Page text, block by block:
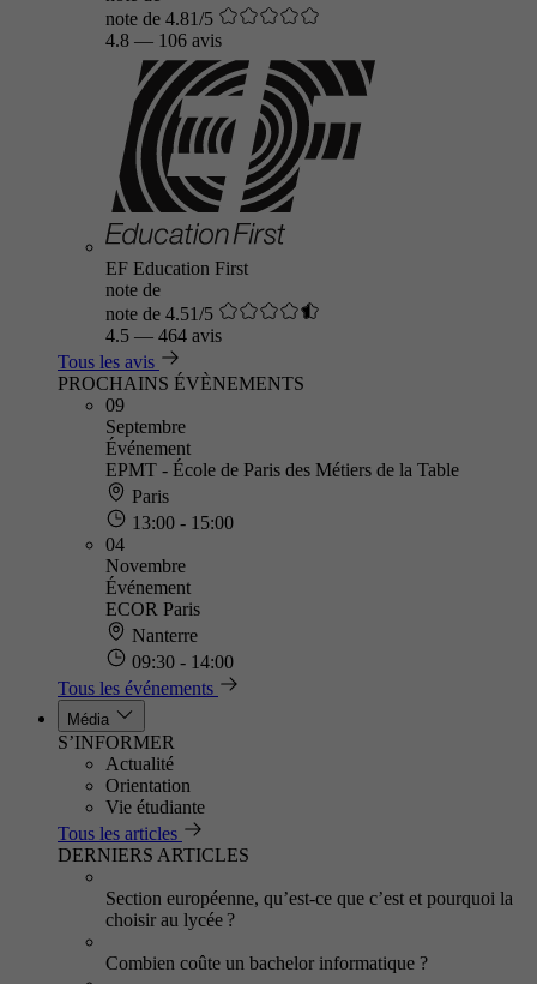
note de 4.81/5
4.8 — 106 avis
EF Education First
note de
note de 4.51/5
4.5 — 464 avis
Tous les avis
PROCHAINS ÉVÈNEMENTS
09
Septembre
Événement
EPMT - École de Paris des Métiers de la Table
Paris
13:00 - 15:00
04
Novembre
Événement
ECOR Paris
Nanterre
09:30 - 14:00
Tous les événements
Média
S’INFORMER
Actualité
Orientation
Vie étudiante
Tous les articles
DERNIERS ARTICLES
Section européenne, qu’est-ce que c’est et pourquoi la
choisir au lycée ?
Combien coûte un bachelor informatique ?